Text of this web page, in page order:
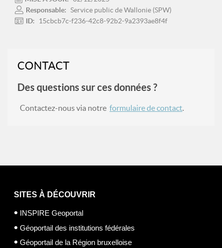
Responsable: Service public de Wallonie (SPW)
ID:
15cbcb7c-f236-42c8-92b2-9a2393ae8f4f
CONTACT
Des questions sur ces données ?
Contactez-nous via notre formulaire de contact.
SITES À DÉCOUVRIR
INSPIRE Geoportal
Géoportail des institutions fédérales
Géoportail de la Région bruxelloise